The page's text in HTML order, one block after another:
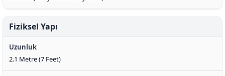
Fiziksel Yapı
Uzunluk
2.1 Metre (7 Feet)